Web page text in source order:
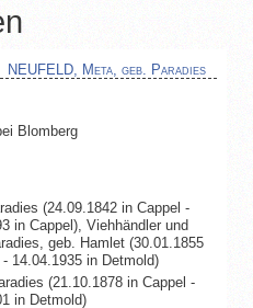
NEUFELD, Meta, geb. Paradies
Blomberg
(24.09.1842 in Cappel -
in Cappel), Viehhändler und
geb. Hamlet (30.01.1855
14.04.1935 in Detmold)
(21.10.1878 in Cappel -
in Detmold)